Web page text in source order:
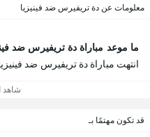
معلومات عن دة تريفيرس ضد فينيزيا
ما موعد مباراة دة تريفيرس ضد
انتهت مباراة دة تريفيرس ضد فينيزيا
شاهد
قد تكون مهتمًا بـ